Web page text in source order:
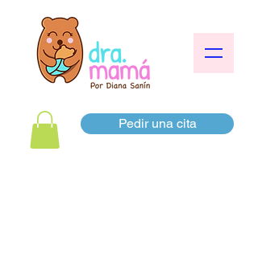
Pedir una cita